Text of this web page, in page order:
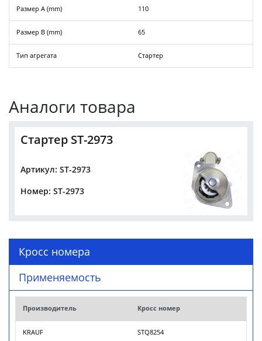
Размер A (mm) 110
Размер B (mm) 65
Тип агрегата Стартер
Аналоги товара
Стартер ST-2973
Артикул: ST-2973
Номер: ST-2973
Кросс номера
Применяемость
Производитель Кросс номер
KRAUF STQ8254